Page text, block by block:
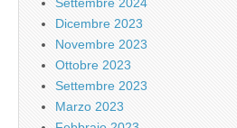
Settembre 2024
Dicembre 2023
Novembre 2023
Ottobre 2023
Settembre 2023
Marzo 2023